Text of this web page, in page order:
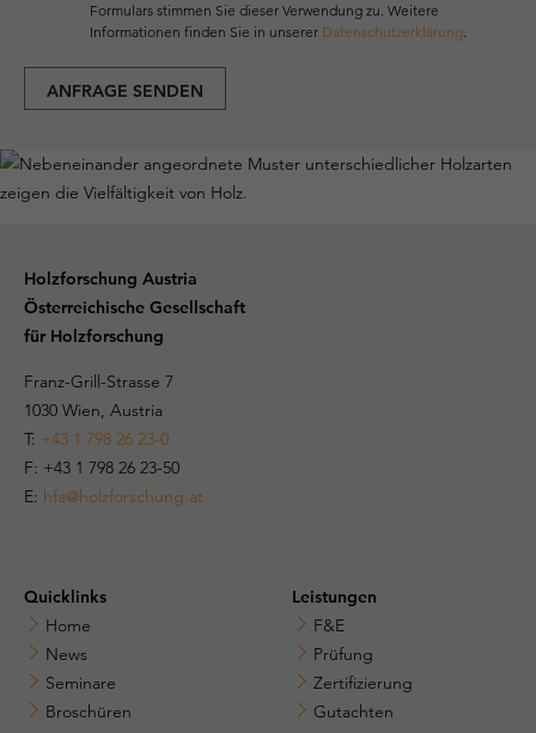
Formulars stimmen Sie dieser Verwendung zu. Weitere
Informationen finden Sie in unserer Datenschutzerklärung.
ANFRAGE SENDEN
Holzforschung Austria
Österreichische Gesellschaft
für Holzforschung
Franz-Grill-Strasse 7
1030 Wien, Austria
T: +43 1 798 26 23-0
​​F: +43 1 798 26 23-50
E: hfa@holzforschung.at
Quicklinks
Home
News
Seminare
Broschüren
Leistungen
F&E
Prüfung
Zertifizierung
Gutachten